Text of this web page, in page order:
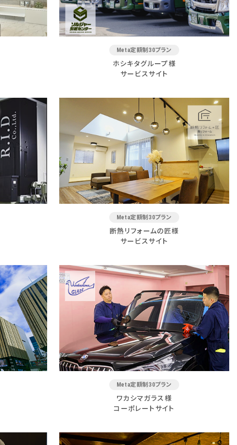
Meta定額制30プラン
ホシキタグループ様
サービスサイト
Meta定額制30プラン
断熱リフォームの匠様
サービスサイト
Meta定額制30プラン
ワカシマガラス様
コーポレートサイト